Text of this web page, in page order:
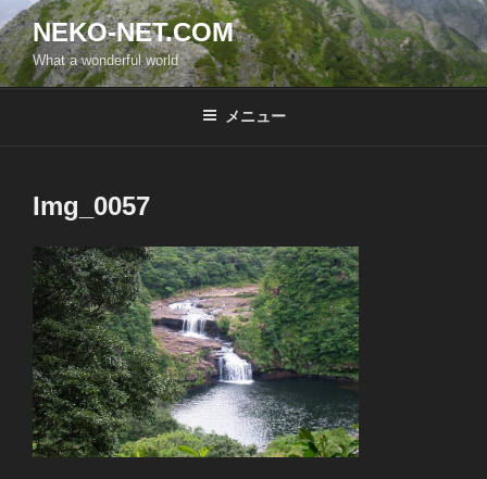
ン
テ
ン
NEKO-NET.COM
What a wonderful world
メニュー
Img_0057